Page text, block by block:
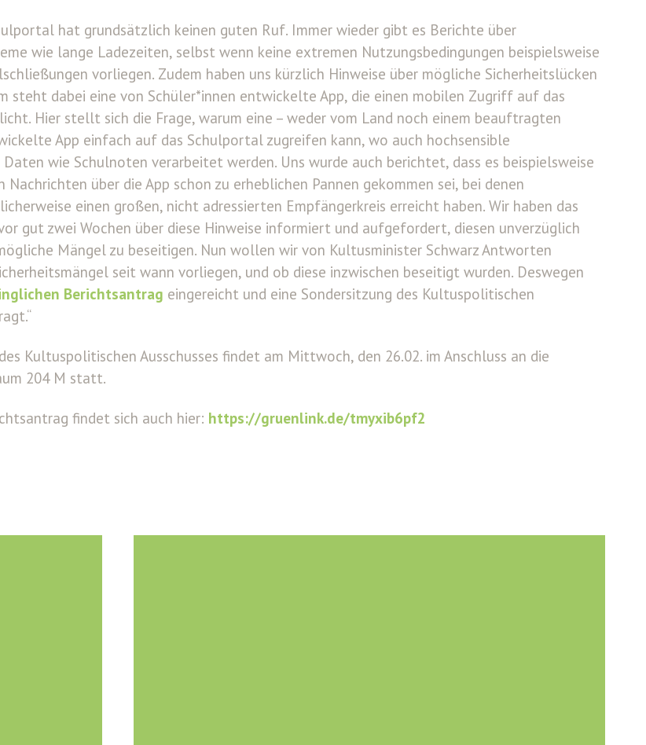
hat grundsätzlich keinen guten Ruf. Immer wieder gibt es Berichte über
wie lange Ladezeiten, selbst wenn keine extremen Nutzungsbedingungen beispielsweise
vorliegen. Zudem haben uns kürzlich Hinweise über mögliche Sicherheitslücken
steht dabei eine von Schüler*innen entwickelte App, die einen mobilen Zugriff auf das
Hier stellt sich die Frage, warum eine – weder vom Land noch einem beauftragten
App einfach auf das Schulportal zugreifen kann, wo auch hochsensible
wie Schulnoten verarbeitet werden. Uns wurde auch berichtet, dass es beispielsweise
Nachrichten über die App schon zu erheblichen Pannen gekommen sei, bei denen
einen großen, nicht adressierten Empfängerkreis erreicht haben. Wir haben das
gut zwei Wochen über diese Hinweise informiert und aufgefordert, diesen unverzüglich
Mängel zu beseitigen. Nun wollen wir von Kultusminister Schwarz Antworten
seit wann vorliegen, und ob diese inzwischen beseitigt wurden. Deswegen
Berichtsantrag eingereicht und eine Sondersitzung des Kultuspolitischen
Kultuspolitischen Ausschusses findet am Mittwoch, den 26.02. im Anschluss an die
204 M statt.
findet sich auch hier: https://gruenlink.de/tmyxib6pf2